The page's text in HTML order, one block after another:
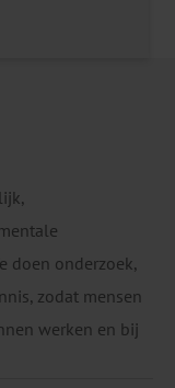
doen onderzoek,
zodat mensen
werken en bij